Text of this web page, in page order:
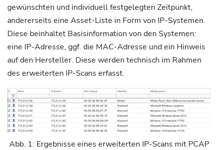
gewünschten und individuell festgelegten Zeitpunkt,
andererseits eine Asset-Liste in Form von IP-Systemen.
Diese beinhaltet Basisinformation von den Systemen:
eine IP-Adresse, ggf. die MAC-Adresse und ein Hinweis
auf den Hersteller. Diese werden technisch im Rahmen
des erweiterten IP-Scans erfasst.
Abb. 1: Ergebnisse eines erweiterten IP-Scans mit PCAP